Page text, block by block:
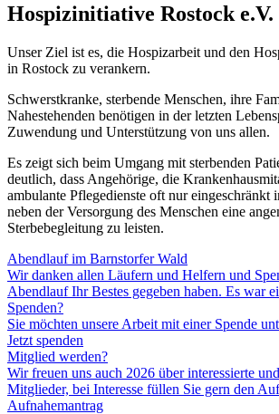
Hospizinitiative Rostock e.V.
Unser Ziel ist es, die Hospizarbeit und den
in Rostock zu verankern.
Schwerstkranke, sterbende Menschen, ihre
Nahestehenden benötigen in der letzten
Zuwendung und Unterstützung von uns allen.
Es zeigt sich beim Umgang mit sterbenden
deutlich, dass Angehörige, die
ambulante Pflegedienste oft nur eingeschränkt
neben der Versorgung des Menschen eine
Sterbebegleitung zu leisten.
Abendlauf im Barnstorfer Wald
Wir danken allen Läufern und Helfern und
Abendlauf Ihr Bestes gegeben haben. Es war
Spenden?
Sie möchten unsere Arbeit mit einer Spende
Jetzt spenden
Mitglied werden?
Wir freuen uns auch 2026 über interessierte
Mitglieder, bei Interesse füllen Sie gern den
Aufnahemantrag